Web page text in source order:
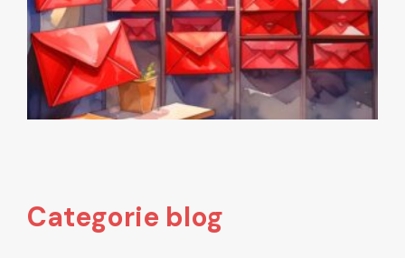
Categorie blog